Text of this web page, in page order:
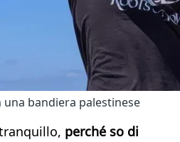
bandiera palestinese
perché so di